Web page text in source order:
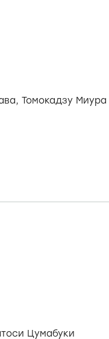
Томокадзу Миура
Цумабуки